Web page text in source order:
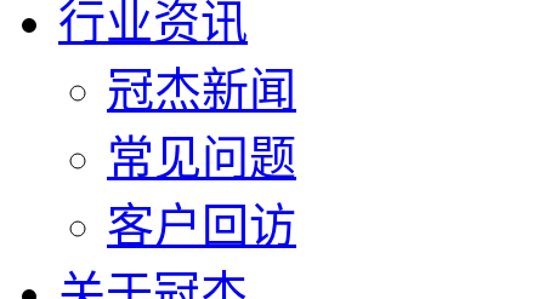
行业资讯
冠杰新闻
常见问题
客户回访